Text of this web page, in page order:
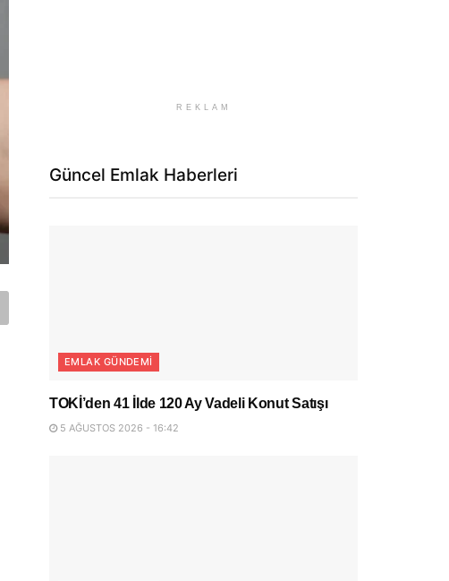
REKLAM
Güncel Emlak Haberleri
EMLAK GÜNDEMI
TOKİ’den 41 İlde 120 Ay Vadeli Konut Satışı
5 AĞUSTOS 2026 - 16:42